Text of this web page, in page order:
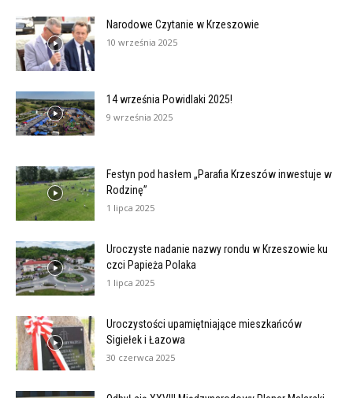
Narodowe Czytanie w Krzeszowie
10 września 2025
14 września Powidlaki 2025!
9 września 2025
Festyn pod hasłem „Parafia Krzeszów inwestuje w
Rodzinę”
1 lipca 2025
Uroczyste nadanie nazwy rondu w Krzeszowie ku
czci Papieża Polaka
1 lipca 2025
Uroczystości upamiętniające mieszkańców
Sigiełek i Łazowa
30 czerwca 2025